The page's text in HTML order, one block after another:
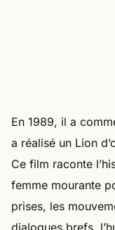
En 1989, il a
a réalisé un Lion
Ce film raconte
femme mourante
prises, les
dialogues brefs,